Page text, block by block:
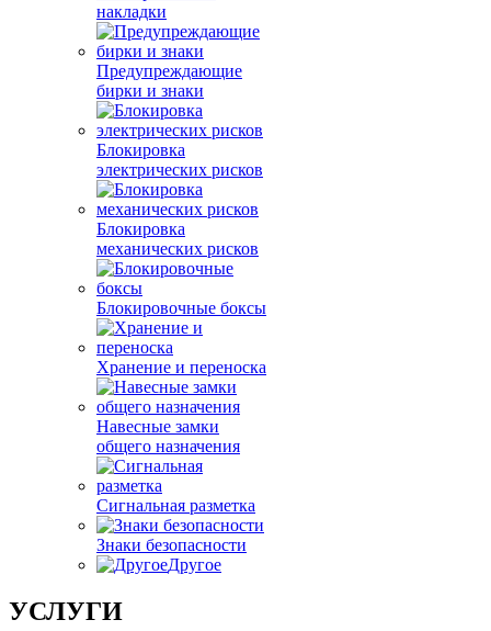
накладки
Предупреждающие
бирки и знаки
Блокировка
электрических рисков
Блокировка
механических рисков
Блокировочные боксы
Хранение и переноска
Навесные замки
общего назначения
Сигнальная разметка
Знаки безопасности
Другое
УСЛУГИ